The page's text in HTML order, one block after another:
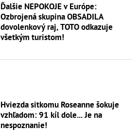
Ďalšie NEPOKOJE v Európe:
Ozbrojená skupina OBSADILA
dovolenkový raj, TOTO odkazuje
všetkým turistom!
Hviezda sitkomu Roseanne šokuje
vzhľadom: 91 kíl dole... Je na
nespoznanie!